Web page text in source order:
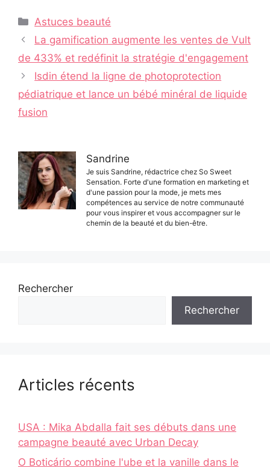
Catégories
Astuces beauté
Navigation
des
La gamification augmente les ventes de Vult
de 433% et redéfinit la stratégie d'engagement
Isdin étend la ligne de photoprotection
pédiatrique et lance un bébé minéral de liquide
fusion
Sandrine
Je suis Sandrine, rédactrice chez So Sweet
Sensation. Forte d'une formation en marketing et
d'une passion pour la mode, je mets mes
compétences au service de notre communauté
pour vous inspirer et vous accompagner sur le
chemin de la beauté et du bien-être.
Rechercher
Rechercher
Articles récents
USA : Mika Abdalla fait ses débuts dans une
campagne beauté avec Urban Decay
O Boticário combine l'ube et la vanille dans le